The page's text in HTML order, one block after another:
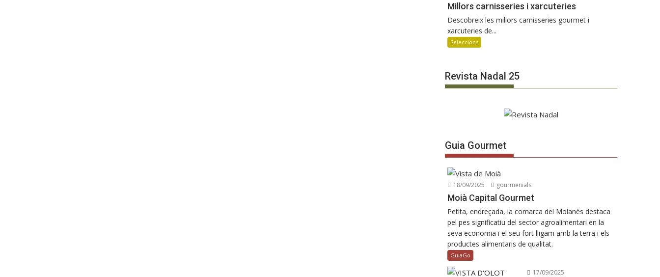
Millors carnisseries i xarcuteries
Descobreix les millors carnisseries gourmet i
xarcuteries de...
Seleccions
Revista Nadal 25
Guia Gourmet
18/09/2025 gourmenials
Moià Capital Gourmet
Petita, endreçada, la comarca del Moianès destaca
pel pes significatiu del sector agroalimentari en la
seva economia i el seu fort lligam amb la terra i els
productes alimentaris de qualitat.
GuiaGo
17/09/2025